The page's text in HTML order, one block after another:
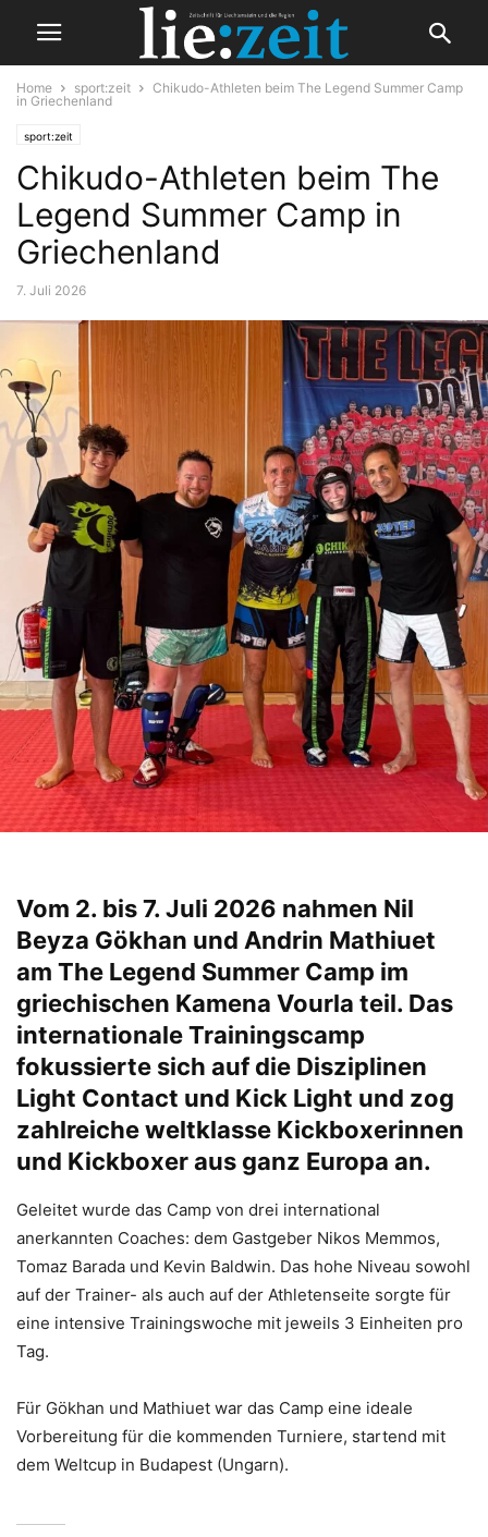
Home sport:zeit
Chikudo-Athleten beim The Legend Summer Camp
in Griechenland
sport:zeit
Chikudo-Athleten beim The
Legend Summer Camp in
Griechenland
7. Juli 2026
Vom 2. bis 7. Juli 2026 nahmen Nil
Beyza Gökhan und Andrin Mathiuet
am The Legend Summer Camp im
griechischen Kamena Vourla teil. Das
internationale Trainingscamp
fokussierte sich auf die Disziplinen
Light Contact und Kick Light und zog
zahlreiche weltklasse Kickboxerinnen
und Kickboxer aus ganz Europa an.
Geleitet wurde das Camp von drei international
anerkannten Coaches: dem Gastgeber Nikos Memmos,
Tomaz Barada und Kevin Baldwin. Das hohe Niveau sowohl
auf der Trainer- als auch auf der Athletenseite sorgte für
eine intensive Trainingswoche mit jeweils 3 Einheiten pro
Tag.
Für Gökhan und Mathiuet war das Camp eine ideale
Vorbereitung für die kommenden Turniere, startend mit
dem Weltcup in Budapest (Ungarn).